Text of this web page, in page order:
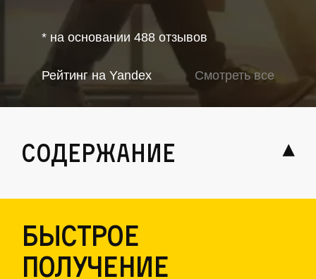
Рейтинг на Yandex Смотреть все
* на основании 488 отзывов
содержание
быстрое
получение